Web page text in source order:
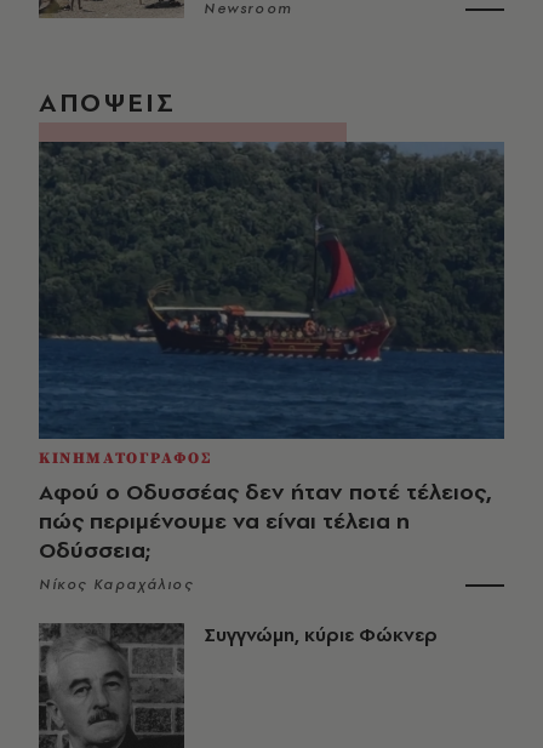
Newsroom
ΑΠΟΨΕΙΣ
ΚΙΝΗΜΑΤΟΓΡΑΦΟΣ
Αφού ο Οδυσσέας δεν ήταν ποτέ τέλειος,
πώς περιμένουμε να είναι τέλεια η
Οδύσσεια;
Νίκος Καραχάλιος
Συγγνώμη, κύριε Φώκνερ